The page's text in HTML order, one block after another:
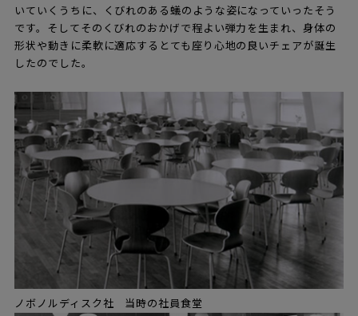
いていくうちに、くびれのある蟻のような姿になっていったそう
です。そしてそのくびれのおかげで程よい弾力を生まれ、身体の
形状や動きに柔軟に適応するとても座り心地の良いチェアが誕生
したのでした。
ノボノルディスク社 当時の社員食堂